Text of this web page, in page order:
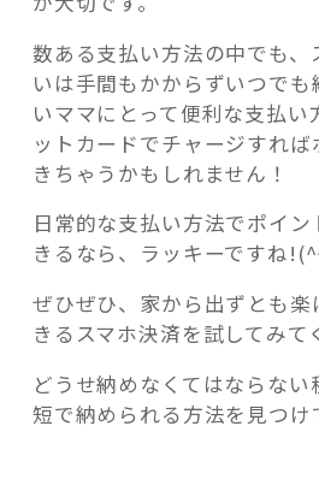
数ある支払い方法の中でも、
いは手間もかからずいつで
いママにとって便利な支払い
ットカードでチャージすれ
きちゃうかもしれません！
日常的な支払い方法でポイ
きるなら、ラッキーですね
ぜひぜひ、家から出ずとも楽
きるスマホ決済を試してみて
どうせ納めなくてはならな
短で納められる方法を見つけ